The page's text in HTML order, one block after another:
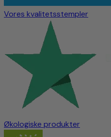
Vores kvalitetsstempler
Økologiske produkter